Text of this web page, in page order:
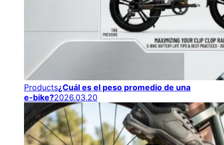
Products¿Cuál es el peso promedio de una
e-bike?2026.03.20